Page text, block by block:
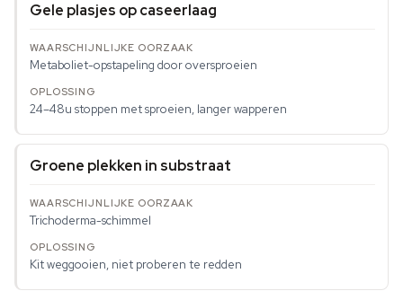
Gele plasjes op caseerlaag
Metaboliet-opstapeling door oversproeien
24–48u stoppen met sproeien, langer wapperen
Groene plekken in substraat
Trichoderma-schimmel
Kit weggooien, niet proberen te redden